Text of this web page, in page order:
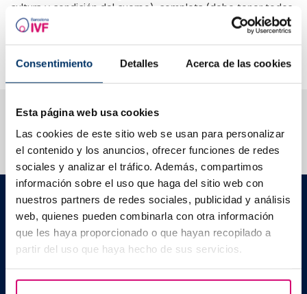
Consentimiento Detalles Acerca de las cookies
Esta página web usa cookies
Las cookies de este sitio web se usan para personalizar
el contenido y los anuncios, ofrecer funciones de redes
sociales y analizar el tráfico. Además, compartimos
información sobre el uso que haga del sitio web con
nuestros partners de redes sociales, publicidad y análisis
web, quienes pueden combinarla con otra información
que les haya proporcionado o que hayan recopilado a
partir del uso que haya hecho de sus servicios.
cultura y condición del cuerpo), completa (debe tener todos
los nutrientes que nuestro cuerpo requiere), variada y segura
(verificada y recomendada por expertos), para alimentar el
Te ayudamos a resolver tus dudas
Barcelona IVF
Edificio Planetarium
Escoles Pies, 103. 08017 Barcelona, España
+34 934 176 916
| info@bcnivf.com
Barcelona IVF es un Centro Sanitario homologado por la
Generalitat de Catalunya autorizado como Centro de